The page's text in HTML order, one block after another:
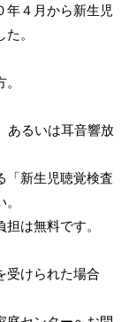
年４月から新生児
。
るいは耳音響放
新生児聴覚検査
は無料です。
けられた場合